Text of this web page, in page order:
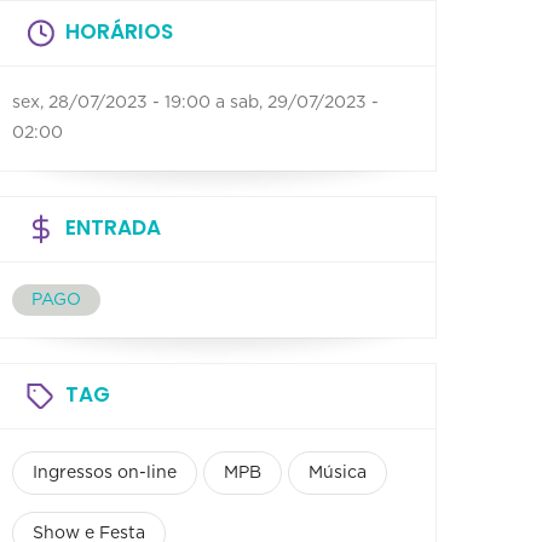
HORÁRIOS
sex, 28/07/2023 - 19:00 a sab, 29/07/2023 -
02:00
ENTRADA
PAGO
TAG
Ingressos on-line MPB Música
Show e Festa